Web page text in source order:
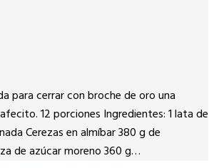
para cerrar con broche de oro una
12 porciones Ingredientes: 1 lata de
Cerezas en almíbar 380 g de
de azúcar moreno 360 g…